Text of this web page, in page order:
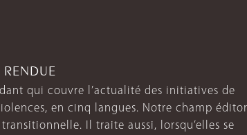
RENDUE
qui couvre l’actualité des initiatives de
en cinq langues. Notre champ
Il traite aussi, lorsqu’elles se